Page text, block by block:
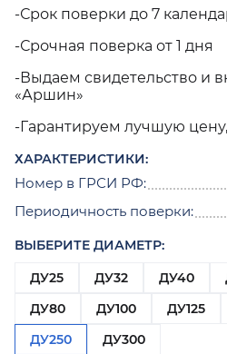
-Срок поверки до 7
-Срочная поверка от 1 дня
-Выдаем свидетельство и
«Аршин»
-Гарантируем лучшую
ХАРАКТЕРИСТИКИ:
Номер в ГРСИ РФ:
Периодичность поверки:
ВЫБЕРИТЕ ДИАМЕТР:
ДУ25
ДУ32 ДУ40
ДУ80
ДУ100 ДУ125
ДУ250
ДУ300